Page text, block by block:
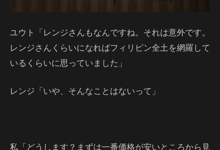
ユウト「レンジさんもなんですね。それは意外です。
レンジさんくらいになればフィリピン全土を網羅して
いるくらいに思っていました」
レンジ「いや、そんなことはないって」
私「どうします？まずは一番価格が安いところから見